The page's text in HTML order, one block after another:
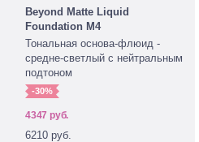
Beyond Matte Liquid
Foundation M4
Тональная основа-флюид -
средне-светлый с нейтральным
подтоном
-30%
4347 руб.
6210 руб.